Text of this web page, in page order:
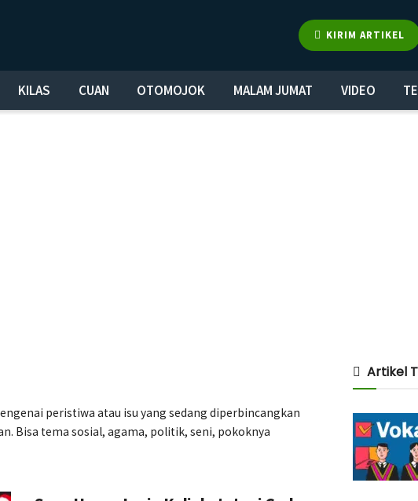
KIRIM ARTIKEL
KILAS CUAN OTOMOJOK MALAM JUMAT VIDEO
peristiwa atau isu yang sedang diperbincangkan
Bisa tema sosial, agama, politik, seni, pokoknya
Artikel